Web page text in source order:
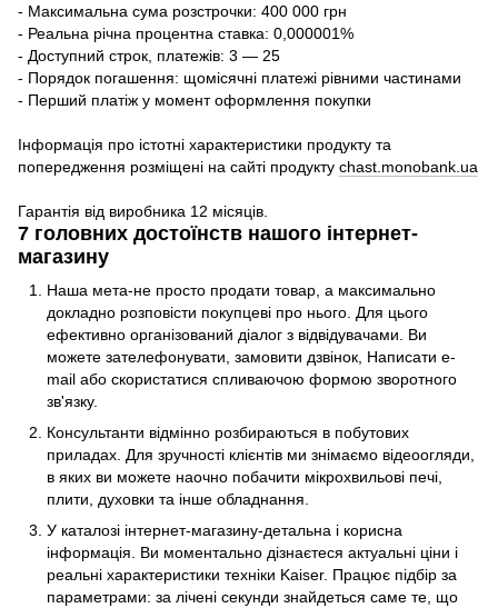
- Максимальна сума розстрочки: 400 000 грн
- Реальна річна процентна ставка: 0,000001%
- Доступний строк, платежів: 3 — 25
- Порядок погашення: щомісячні платежі рівними частинами
- Перший платіж у момент оформлення покупки
Інформація про істотні характеристики продукту та
попередження розміщені на сайті продукту chast.monobank.ua
Гарантія від виробника 12 місяців.
7 головних достоїнств нашого інтернет-
магазину
Наша мета-не просто продати товар, а максимально
докладно розповісти покупцеві про нього. Для цього
ефективно організований діалог з відвідувачами. Ви
можете зателефонувати, замовити дзвінок, Написати e-
mail або скористатися спливаючою формою зворотного
зв'язку.
Консультанти відмінно розбираються в побутових
приладах. Для зручності клієнтів ми знімаємо відеоогляди,
в яких ви можете наочно побачити мікрохвильові печі,
плити, духовки та інше обладнання.
У каталозі інтернет-магазину-детальна і корисна
інформація. Ви моментально дізнаєтеся актуальні ціни і
реальні характеристики техніки Kaiser. Працює підбір за
параметрами: за лічені секунди знайдеться саме те, що